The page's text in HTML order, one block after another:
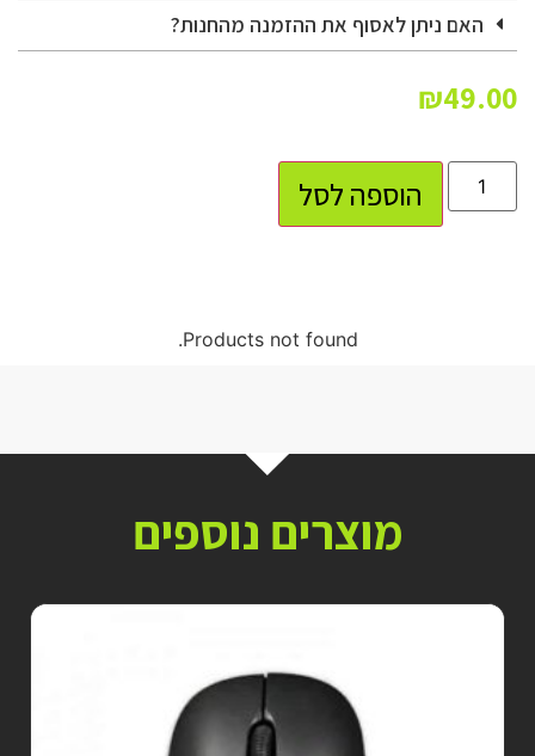
האם ניתן לאסוף את ההזמנה מהחנות?
₪49.00
הוספה לסל
Products not found.
מוצרים נוספים